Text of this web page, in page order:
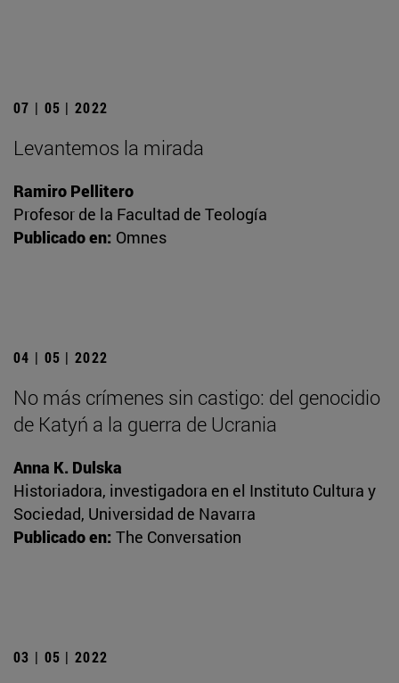
07 | 05 | 2022
Levantemos la mirada
Ramiro Pellitero
Profesor de la Facultad de Teología
Publicado en: Omnes
04 | 05 | 2022
No más crímenes sin castigo: del genocidio
de Katyń a la guerra de Ucrania
Anna K. Dulska
Historiadora, investigadora en el Instituto Cultura y
Sociedad, Universidad de Navarra
Publicado en: The Conversation
03 | 05 | 2022